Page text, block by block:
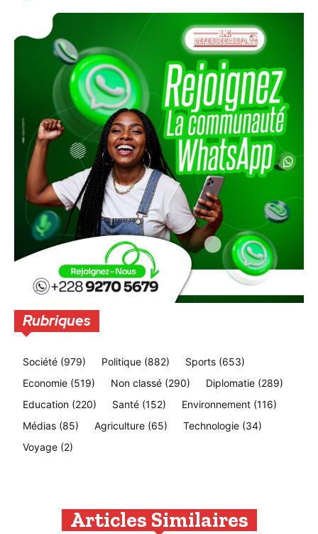
Rubriques
Société (979) Politique (882) Sports (653)
Economie (519) Non classé (290) Diplomatie (289)
Education (220) Santé (152) Environnement (116)
Médias (85) Agriculture (65) Technologie (34)
Voyage (2)
Articles Similaires